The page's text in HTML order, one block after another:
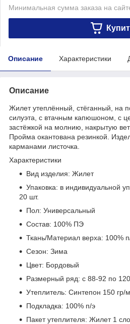
Минимальная сумма заказа на
Описание Характеристики
Описание
Жилет утеплённый, стёганный, на
силуэта, с втачным капюшоном, с
застёжкой на молнию, накрытую
Пройма окантована резинкой.
карманами листочка.
Характеристики
Вид изделия: Жилет
Упаковка: в индивидуальной
20 шт.
Пол: Универсальный
Состав: 100% ПЭ
Ткань/Материал верха: 100%
Сезон: Зима
Цвет: Бордовый
Размерный ряд: с 88-92 по
Утеплитель: Синтепон 150 гр/
Подкладка: 100% п/э
Пакет утеплителя: Жилет 1